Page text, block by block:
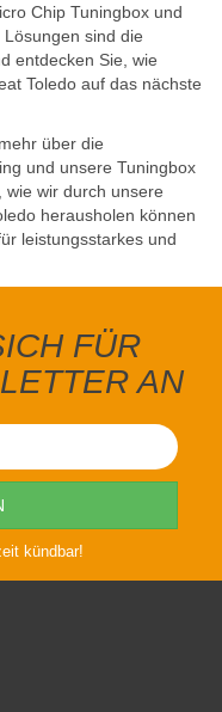
Chip Tuningbox und
sind die
entdecken Sie, wie
Toledo auf das nächste
über die
und unsere Tuningbox
wir durch unsere
herausholen können
leistungsstarkes und
FÜR
AN
kündbar!